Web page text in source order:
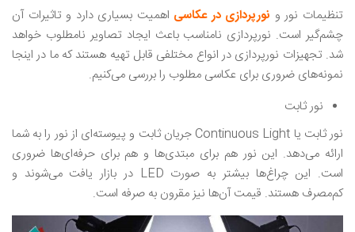
تنظیمات نور و نورپردازی در عکاسی اهمیت بسیاری دارد و تاثیرات آن
چشم‌گیر است. نورپردازی نامناسب باعث ایجاد تصاویر نامطلوب خواهد
شد. تجهیزات نورپردازی در انواع مختلفی قابل تهیه هستند که ما در اینجا
نمونه‌های ضروری برای عکاسی مطلوب را بررسی می‌کنیم.
نور ثابت
نور ثابت یا Continuous Light جریان ثابت و پیوسته‌ای از نور را به شما
ارائه می‌دهد. این نور هم برای مبتدی‌ها و هم برای حرفه‌ای‌ها ضروری
است. این چراغ‌ها بیشتر به صورت LED در بازار یافت می‌شوند و
کم‌مصرف هستند. قیمت آن‌ها نیز مقرون به صرفه است.